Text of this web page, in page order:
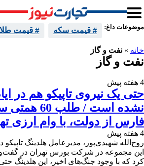
موضوعات داغ: # قیمت سکه # قیمت طلا
خانه » نفت و گاز
نفت و گاز
4 هفته پیش
حتی یک نیروی تاپیکو هم در
نشده است /
فارس از دولت، با وام ارزی
4 هفته پیش
روح‌الله شهیدی‌پور، مدیرعامل هلدینگ
این مجموعه در شرکت بورس تهران در
کرد که با وجود جنگ‌های اخیر، این هلدینگ